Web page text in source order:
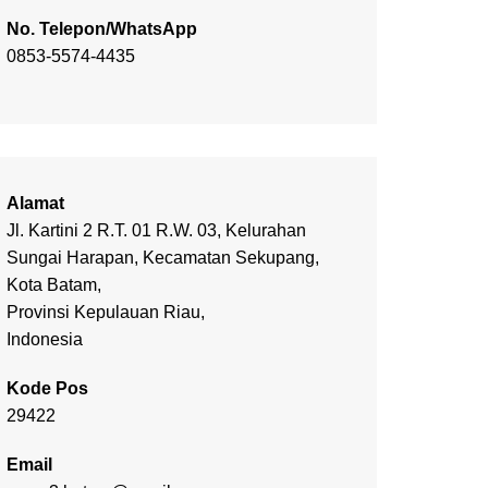
No. Telepon/WhatsApp
0853-5574-4435
Alamat
Jl. Kartini 2 R.T. 01 R.W. 03, Kelurahan
Sungai Harapan, Kecamatan Sekupang,
Kota Batam,
Provinsi Kepulauan Riau,
Indonesia
Kode Pos
29422
Email